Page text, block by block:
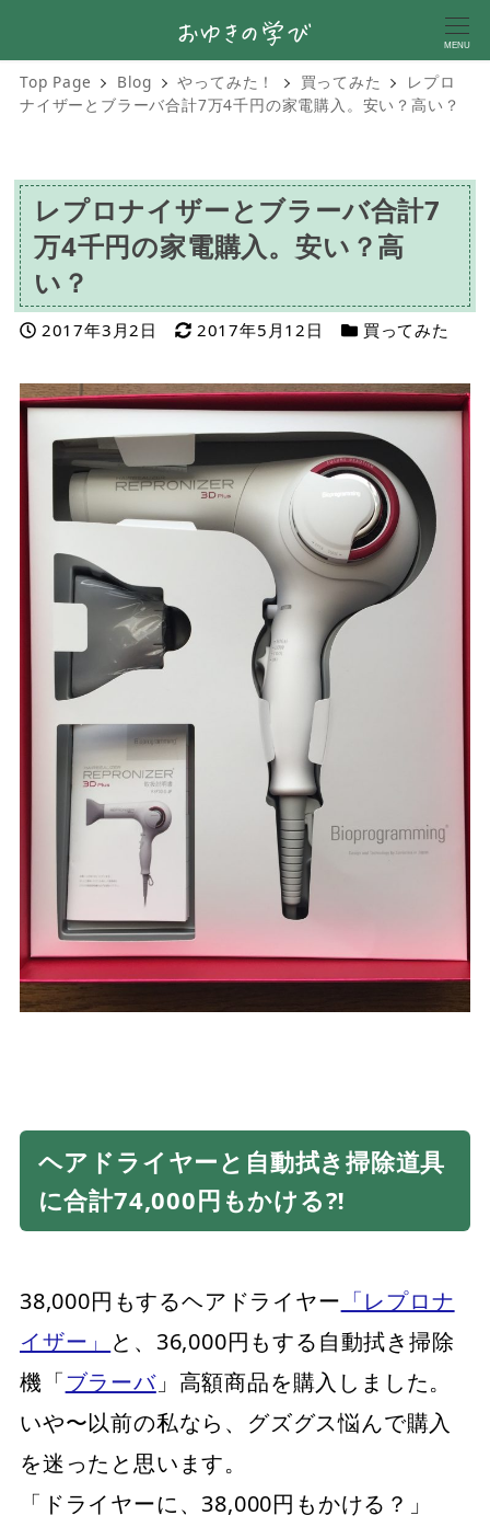
MENU
Top Page Blog やってみた！ 買ってみた
レプロ
ナイザーとブラーバ合計7万4千円の家電購入。安い？高い？
レプロナイザーとブラーバ合計7
万4千円の家電購入。安い？高
い？
投稿日
2017年3月2日 更新日
2017年5月12日 カテゴリー
買ってみた
ヘアドライヤーと自動拭き掃除道具
に合計74,000円もかける⁈
38,000円もするヘアドライヤー 「レプロナ
イザー」 と、36,000円もする自動拭き掃除
機「ブラーバ」高額商品を購入しました。
いや〜以前の私なら、グズグス悩んで購入
を迷ったと思います。
「ドライヤーに、38,000円もかける？」